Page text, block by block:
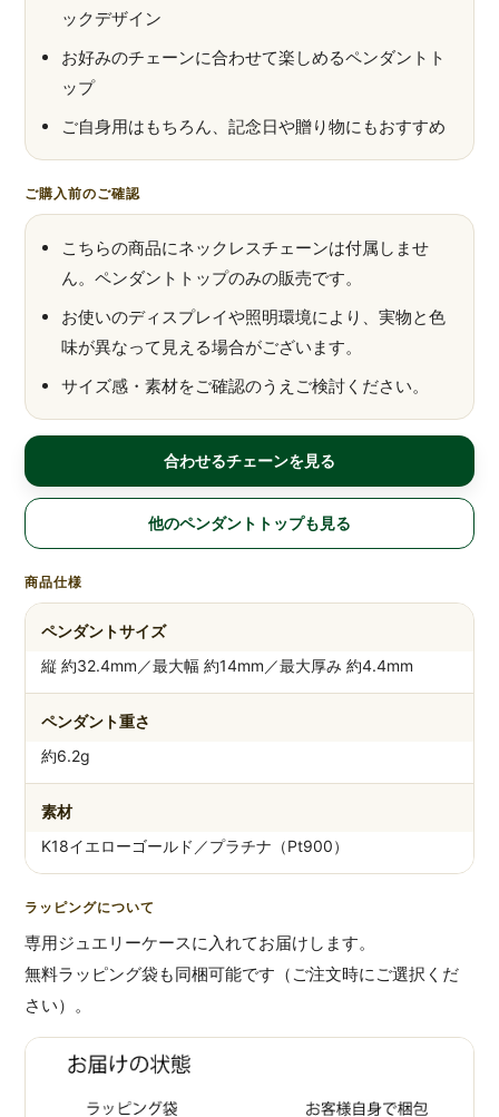
ックデザイン
お好みのチェーンに合わせて楽しめるペンダントト
ップ
ご自身用はもちろん、記念日や贈り物にもおすすめ
ご購入前のご確認
こちらの商品にネックレスチェーンは付属しませ
ん。ペンダントトップのみの販売です。
お使いのディスプレイや照明環境により、実物と色
味が異なって見える場合がございます。
サイズ感・素材をご確認のうえご検討ください。
合わせるチェーンを見る
他のペンダントトップも見る
商品仕様
ペンダントサイズ
縦 約32.4mm／最大幅 約14mm／最大厚み 約4.4mm
ペンダント重さ
約6.2g
素材
K18イエローゴールド／プラチナ（Pt900）
ラッピングについて
専用ジュエリーケースに入れてお届けします。
無料ラッピング袋も同梱可能です（ご注文時にご選択くだ
さい）。